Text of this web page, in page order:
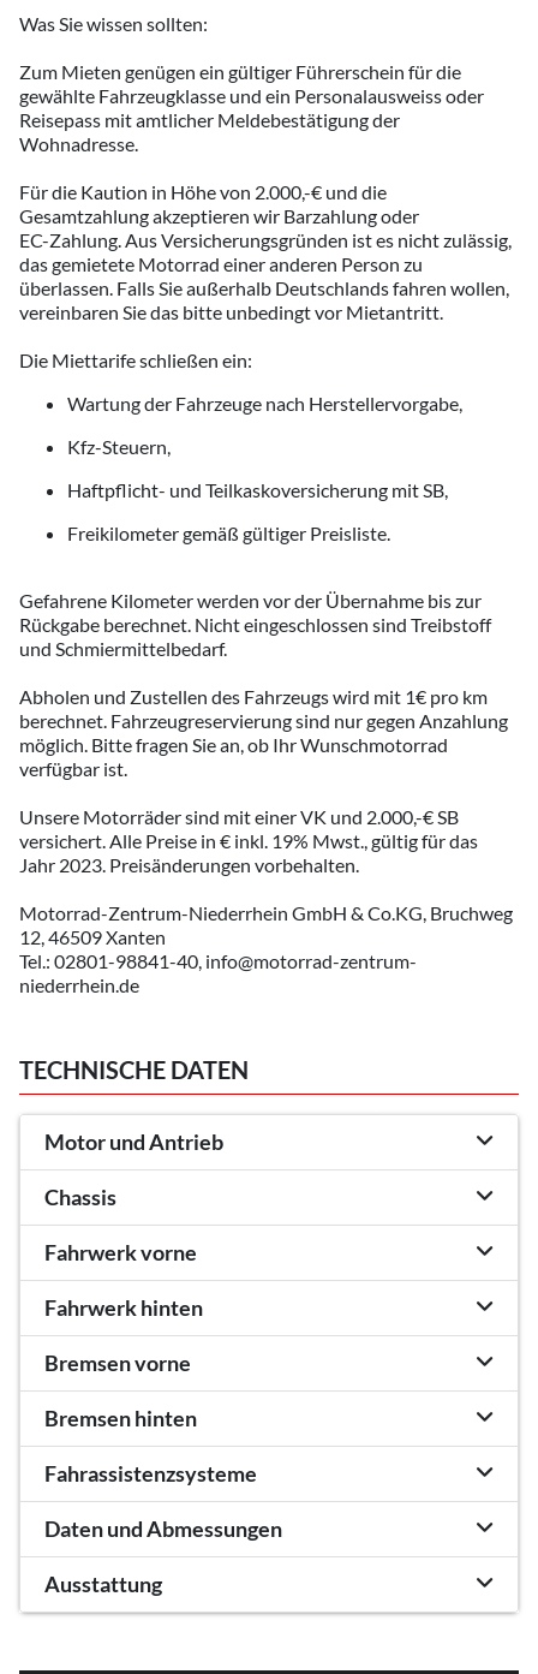
Was Sie wissen sollten:
Zum Mieten genügen ein gültiger Führerschein für die
gewählte Fahrzeugklasse und ein Personalausweiss oder
Reisepass mit amtlicher Meldebestätigung der
Wohnadresse.
Für die Kaution in Höhe von 2.000,-€ und die
Gesamtzahlung akzeptieren wir Barzahlung oder
EC-Zahlung. Aus Versicherungsgründen ist es nicht zulässig,
das gemietete Motorrad einer anderen Person zu
überlassen. Falls Sie außerhalb Deutschlands fahren wollen,
vereinbaren Sie das bitte unbedingt vor Mietantritt.
Die Miettarife schließen ein:
Wartung der Fahrzeuge nach Herstellervorgabe,
Kfz-Steuern,
Haftpflicht- und Teilkaskoversicherung mit SB,
Freikilometer gemäß gültiger Preisliste.
Gefahrene Kilometer werden vor der Übernahme bis zur
Rückgabe berechnet. Nicht eingeschlossen sind Treibstoff
und Schmiermittelbedarf.
Abholen und Zustellen des Fahrzeugs wird mit 1€ pro km
berechnet. Fahrzeugreservierung sind nur gegen Anzahlung
möglich. Bitte fragen Sie an, ob Ihr Wunschmotorrad
verfügbar ist.
Unsere Motorräder sind mit einer VK und 2.000,-€ SB
versichert. Alle Preise in € inkl. 19% Mwst., gültig für das
Jahr 2023. Preisänderungen vorbehalten.
Motorrad-Zentrum-Niederrhein GmbH & Co.KG, Bruchweg
12, 46509 Xanten
Tel.: 02801-98841-40, info@motorrad-zentrum-
niederrhein.de
TECHNISCHE DATEN
Motor und Antrieb
Chassis
Fahrwerk vorne
Fahrwerk hinten
Bremsen vorne
Bremsen hinten
Fahrassistenzsysteme
Daten und Abmessungen
Ausstattung